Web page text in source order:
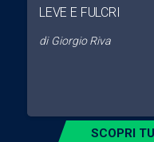
LEVE E FULCRI
di Giorgio Riva
SCOPRI